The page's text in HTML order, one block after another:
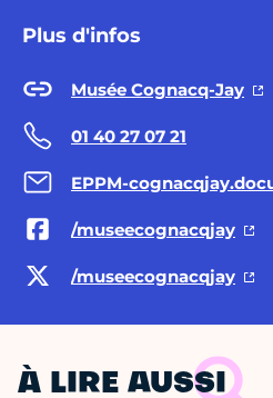
Plus d'infos
Musée Cognacq-Jay
01 40 27 07 21
EPPM-
/museecognacqjay
/museecognacqjay
À LIRE AUSSI